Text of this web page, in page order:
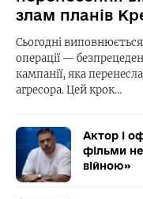
злам планів
Сьогодні
операції —
кампанії, яка
агресора. Цей крок…
Актор і
фільми не
війною»